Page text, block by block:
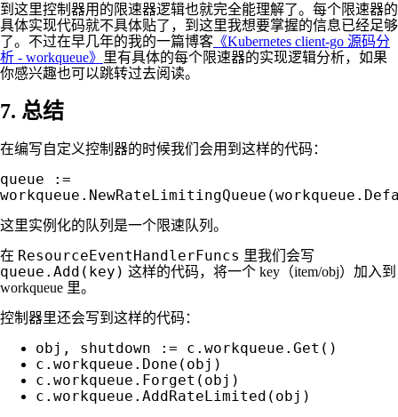
到这里控制器用的限速器逻辑也就完全能理解了。每个限速器的
具体实现代码就不具体贴了，到这里我想要掌握的信息已经足够
了。不过在早几年的我的一篇博客 《Kubernetes client-go 源码分
析 - workqueue》 里有具体的每个限速器的实现逻辑分析，如果
你感兴趣也可以跳转过去阅读。
7. 总结
在编写自定义控制器的时候我们会用到这样的代码：
queue :=
这里实例化的队列是一个限速队列。
在 ResourceEventHandlerFuncs 里我们会写
queue.Add(key) 这样的代码，将一个 key（item/obj）加入到
workqueue 里。
控制器里还会写到这样的代码：
obj, shutdown := c.workqueue.Get()
c.workqueue.Done(obj)
c.workqueue.Forget(obj)
c.workqueue.AddRateLimited(obj)